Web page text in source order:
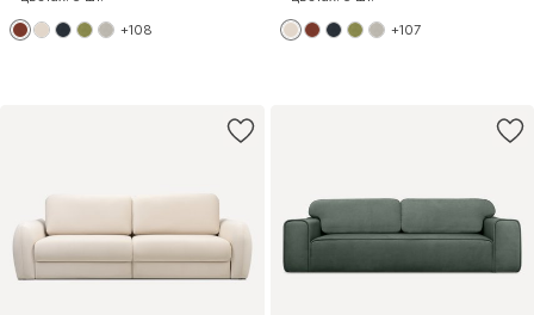
+108 +107